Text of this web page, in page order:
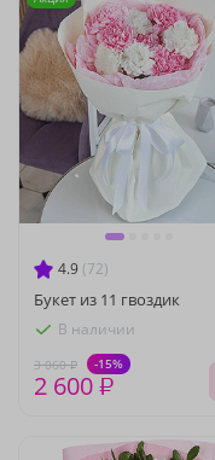
4.9 (72)
Букет из 11 гвоздик
В наличии
3 060 ₽ -15%
2 600 ₽